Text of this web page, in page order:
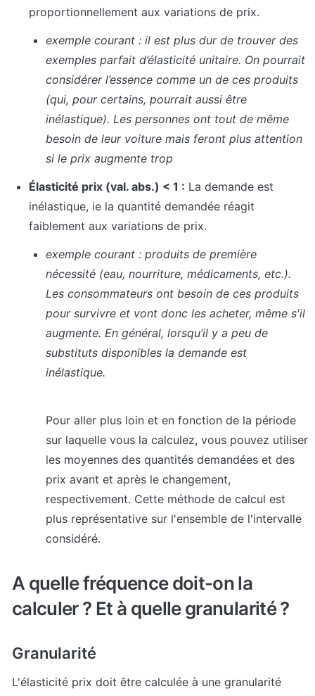
proportionnellement aux variations de prix.
exemple courant : il est plus dur de trouver des
exemples parfait d’élasticité unitaire. On pourrait
considérer l’essence comme un de ces produits
(qui, pour certains, pourrait aussi être
inélastique). Les personnes ont tout de même
besoin de leur voiture mais feront plus attention
si le prix augmente trop
Élasticité prix (val. abs.) < 1 : La demande est
inélastique, ie la quantité demandée réagit
faiblement aux variations de prix.
exemple courant : produits de première
nécessité (eau, nourriture, médicaments, etc.).
Les consommateurs ont besoin de ces produits
pour survivre et vont donc les acheter, même s'il
augmente. En général, lorsqu’il y a peu de
substituts disponibles la demande est
inélastique.
Pour aller plus loin et en fonction de la période
sur laquelle vous la calculez, vous pouvez utiliser
les moyennes des quantités demandées et des
prix avant et après le changement,
respectivement. Cette méthode de calcul est
plus représentative sur l'ensemble de l'intervalle
considéré.
A quelle fréquence doit-on la
calculer ? Et à quelle granularité ?
Granularité
L'élasticité prix doit être calculée à une granularité